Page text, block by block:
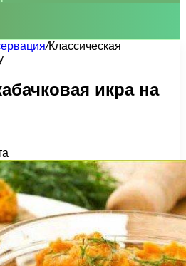
/Классическая
икра на